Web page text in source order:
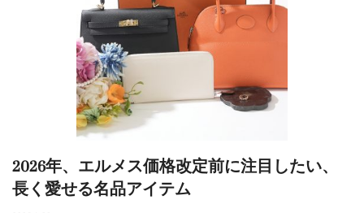
2026年、エルメス価格改定前に注目したい、
長く愛せる名品アイテム